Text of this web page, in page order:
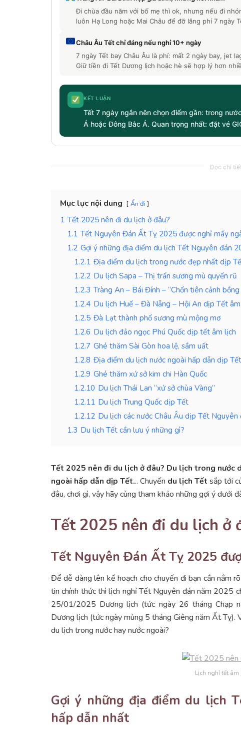
Đi chùa đầu năm với bố mẹ thì ok, nhưng nếu đi
luôn Hạ Long hoặc Mai Châu để đỡ lãng phí 7 ngày
Châu Âu Tết chỉ đáng nếu nghỉ 10+ ngày
7 ngày Tết bay Châu Âu là phí: mất 2 ngày bay, jet
Giữ tiền đi Tết Dương lịch hoặc hè sẽ hợp lý hơn
KẾT LUẬN
Tết 7 ngày ngắn nên chọn điểm gần: trong
Á hoặc Đông Bắc Á. Quan trọng nhất: đặt vé
Đọc chi
Mục lục nội dung Ẩn đi
1 Tết 2025 nên đi du lịch ở đâu?
1.1 Tết Nguyên Đán Ất Tỵ 2025 được nghỉ mấy
1.2 Gợi ý những địa điểm du lịch Tết Nguyên đán
1.2.1 Địa điểm du lịch trong nước đẹp nhất dịp
1.2.2 Du lịch Sapa – Thị trấn sương mù quyến rũ
1.2.3 Tràng An – Bái Đính – “Chốn tiên cảnh bồng
1.2.4 Du lịch Huế – Đà Nẵng – Hội An dịp Tết
1.2.5 Đà Lạt thành phố sương mù mộng mơ
1.2.6 Du lịch đảo ngọc Phú Quốc dịp tết âm lịch
1.2.7 Ghé thăm Sài Gòn hoa lệ, sầm uất
1.2.8 Địa điểm du lịch nước ngoài hấp dẫn dịp
1.2.9 Ghé thăm xứ sở kim chi Hàn Quốc
1.2.10 Du lịch Thái Lan “xứ sở chùa Vàng”
1.2.11 Du lịch Trung Quốc dịp Tết
1.2.12 Du lịch các nước Châu Âu dịp Tết Nguyên
1.3 Du lịch Tết cần lưu ý những gì?
Tết 2025 nên đi du lịch ở đâu? Du lịch trong nước
ngoài hấp dẫn dịp Tết... Chuyến du lịch Tết sắp tới
đâu, chơi gì, vậy hãy cùng tham khảo những gợi ý dưới
Tết 2025 nên đi du lịch ở
Tết Nguyên Đán Ất Tỵ 2025
Để dễ dàng lên kế hoạch cho chuyến đi bạn cần nắm rõ
tin chính thức thì lịch nghỉ Tết Nguyên đán năm 2025
25/01/2025 Dương lịch (tức ngày 26 tháng Chạp
Dương lịch (tức ngày mùng 5 tháng Giêng năm Ất Tỵ).
du lịch trong nước hay nước ngoài?
Lịch nghỉ tết
Gợi ý những địa điểm du lịch
hấp dẫn nhất